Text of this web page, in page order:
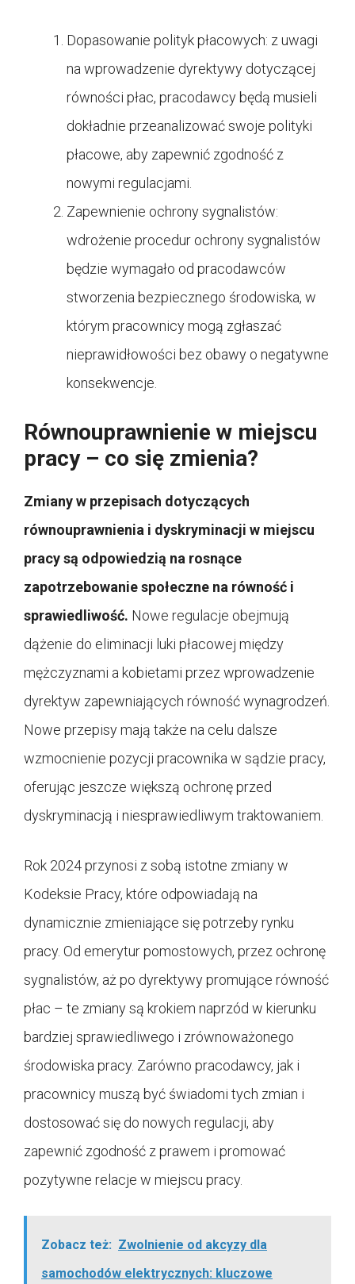
Dopasowanie polityk płacowych: z uwagi
na wprowadzenie dyrektywy dotyczącej
równości płac, pracodawcy będą musieli
dokładnie przeanalizować swoje polityki
płacowe, aby zapewnić zgodność z
nowymi regulacjami.
Zapewnienie ochrony sygnalistów:
wdrożenie procedur ochrony sygnalistów
będzie wymagało od pracodawców
stworzenia bezpiecznego środowiska, w
którym pracownicy mogą zgłaszać
nieprawidłowości bez obawy o negatywne
konsekwencje.
Równouprawnienie w miejscu
pracy – co się zmienia?
Zmiany w przepisach dotyczących
równouprawnienia i dyskryminacji w miejscu
pracy są odpowiedzią na rosnące
zapotrzebowanie społeczne na równość i
sprawiedliwość. Nowe regulacje obejmują
dążenie do eliminacji luki płacowej między
mężczyznami a kobietami przez wprowadzenie
dyrektyw zapewniających równość wynagrodzeń.
Nowe przepisy mają także na celu dalsze
wzmocnienie pozycji pracownika w sądzie pracy,
oferując jeszcze większą ochronę przed
dyskryminacją i niesprawiedliwym traktowaniem.
Rok 2024 przynosi z sobą istotne zmiany w
Kodeksie Pracy, które odpowiadają na
dynamicznie zmieniające się potrzeby rynku
pracy. Od emerytur pomostowych, przez ochronę
sygnalistów, aż po dyrektywy promujące równość
płac – te zmiany są krokiem naprzód w kierunku
bardziej sprawiedliwego i zrównoważonego
środowiska pracy. Zarówno pracodawcy, jak i
pracownicy muszą być świadomi tych zmian i
dostosować się do nowych regulacji, aby
zapewnić zgodność z prawem i promować
pozytywne relacje w miejscu pracy.
Zobacz też: Zwolnienie od akcyzy dla
samochodów elektrycznych: kluczowe